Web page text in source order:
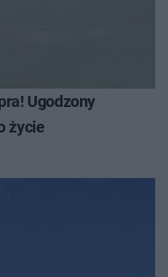
Ugodzony
życie